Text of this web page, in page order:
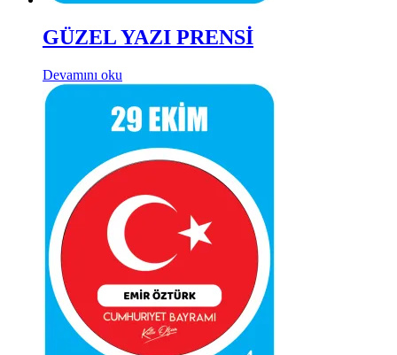
GÜZEL YAZI PRENSİ
Devamını oku